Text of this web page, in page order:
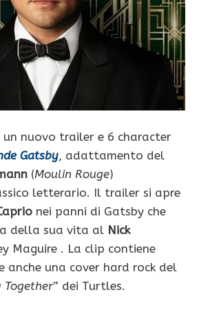
un nuovo trailer e 6 character
Gatsby, adattamento del
(Moulin Rouge)
letterario. Il trailer si apre
nei panni di Gatsby che
della sua vita al Nick
Maguire . La clip contiene
una cover hard rock del
Together” dei Turtles.